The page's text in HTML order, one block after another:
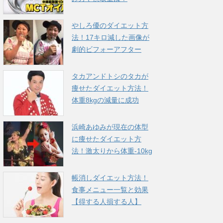
やしろ優のダイエット方
法！17キロ減した画像が
劇的ビフォーアフター
タカアンドトシのタカが
痩せたダイエット方法！
体重8kgの減量に成功
浜崎あゆみが現在の体型
に痩せたダイエット方
法！激太りから体重-10kg
帳消しダイエット方法！
食事メニュー一覧と効果
【得する人損する人】